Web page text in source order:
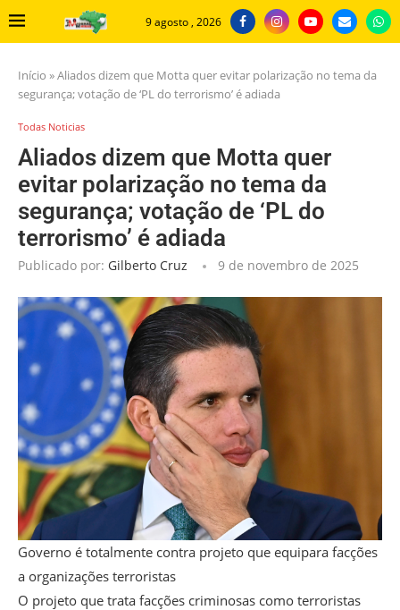
9 agosto , 2026
Início »Aliados dizem que Motta quer evitar polarização no tema da
segurança; votação de ‘PL do terrorismo’ é adiada
Todas Noticias
Aliados dizem que Motta quer
evitar polarização no tema da
segurança; votação de ‘PL do
terrorismo’ é adiada
Publicado por: Gilberto Cruz 9 de novembro de 2025
Governo é totalmente contra projeto que equipara facções
a organizações terroristas
O projeto que trata facções criminosas como terroristas